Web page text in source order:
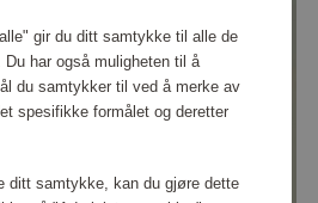
gir du ditt samtykke til alle de
har også muligheten til å
du samtykker til ved å merke av
spesifikke formålet og deretter
ditt samtykke, kan du gjøre dette